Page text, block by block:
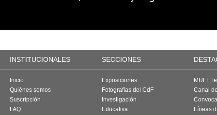
INSTITUCIONALES SECCIONES
Inicio
Quiénes somos
Suscripción
FAQ
Exposiciones
Fotografías del CdF
Investigación
Educativa
MUFF,
Canal
Líneas